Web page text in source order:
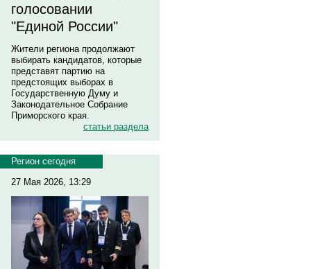
голосовании
"Единой России"
Жители региона продолжают
выбирать кандидатов, которые
представят партию на
предстоящих выборах в
Государственную Думу и
Законодательное Собрание
Приморского края.
статьи раздела
Регион сегодня
27 Мая 2026, 13:29